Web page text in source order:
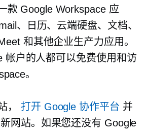
款 Google Workspace 应
、日历、云端硬盘、文档、
和其他企业生产力应用。
帐户的人都可以免费使用和访
。
， 打开 Google 协作平台 并
网站。如果您还没有 Google